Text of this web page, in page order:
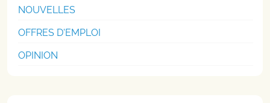
NOUVELLES
OFFRES D'EMPLOI
OPINION